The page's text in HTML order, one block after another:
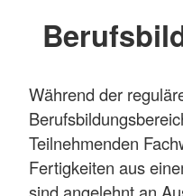
Während der
Teilnehmenden
Fertigkeiten aus
sind angelehnt an